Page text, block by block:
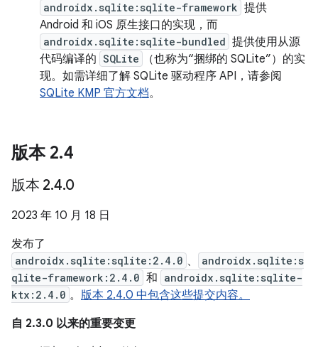
androidx.sqlite:sqlite-framework 提供
Android 和 iOS 原生接口的实现，而
androidx.sqlite:sqlite-bundled 提供使用从源
代码编译的 SQLite
（也称为“捆绑的 SQLite”）的实
现。如需详细了解 SQLite 驱动程序 API，请参阅
SQLite KMP 官方文档。
版本 2.4
版本 2.4.0
2023 年 10 月 18 日
发布了
androidx.sqlite:sqlite:2.4.0 、
androidx.sqlite:s
qlite-framework:2.4.0 和 androidx.sqlite:sqlite-
ktx:2.4.0 。 版本 2.4.0 中包含这些提交内容。
自 2.3.0 以来的重要变更